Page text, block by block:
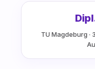
TU Magdeburg ·